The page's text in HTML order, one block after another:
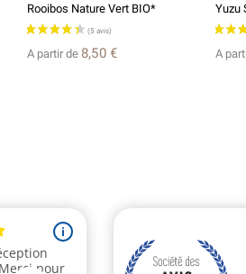
Rooibos Nature Vert BIO*
A partir de 8,50 €
Yuzu
A